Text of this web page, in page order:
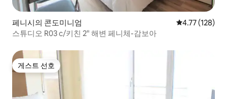
페니시의 콘도미니엄 평점 4.77점(5
4.77 (128)
스튜디오 R03 c/키친 2" 해변 페니체-감보아
게스트 선호
게스트 선호